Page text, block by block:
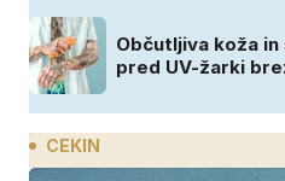
Občutljiva koža
pred UV-žarki
CEKIN